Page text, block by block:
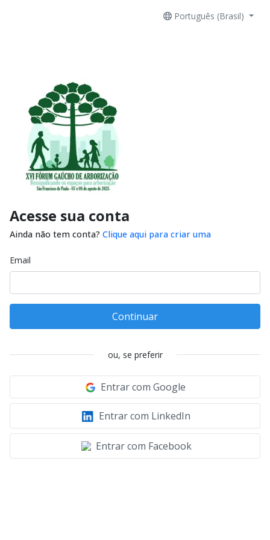
Português (Brasil)
Acesse sua conta
Ainda não tem conta? Clique aqui para criar uma
Email
Continuar
ou, se preferir
Entrar com Google
Entrar com LinkedIn
Entrar com Facebook